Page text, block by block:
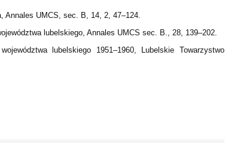
UMCS, sec. B, 14, 2, 47–124.
lubelskiego, Annales UMCS sec. B., 28, 139–202.
lubelskiego 1951–1960, Lubelskie Towarzystwo